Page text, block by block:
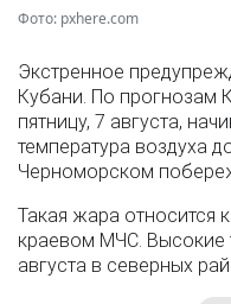
Фото: pxhere.com
Экстренное
Кубани. По прогнозам
пятницу, 7 августа,
температура воздуха
Черноморском
Такая жара относится
краевом МЧС. Высокие
августа в северных